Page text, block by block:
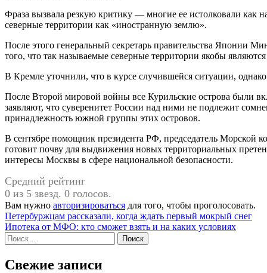
Фраза вызвала резкую критику — многие ее истолковали как
северные территории как «иностранную землю».
После этого генеральный секретарь правительства Японии
того, что так называемые северные территории якобы
В Кремле уточнили, что в курсе случившейся ситуации,
После Второй мировой войны все Курильские острова были
заявляют, что суверенитет России над ними не подлежит
принадлежность южной группы этих островов.
В сентябре помощник президента РФ, председатель Морской
готовит почву для выдвижения новых территориальных
интересы Москвы в сфере национальной безопасности.
Средний рейтинг
0 из 5 звезд. 0 голосов.
Вам нужно авторизироваться для того, чтобы проголосовать.
Навигация
по
записям
Петербуржцам рассказали, когда ждать первый мокрый снег
Ипотека от МФО: кто сможет взять и на каких условиях
Найти:
Свежие записи